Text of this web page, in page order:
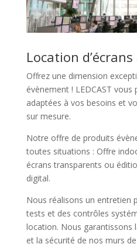
Location
Offrez une dimension
évènement ! LEDCAST
adaptées à vos besoins et
sur mesure.
Notre offre de produits
toutes situations : Offre
écrans transparents ou
digital.
Nous réalisons un entretien
tests et des contrôles
location. Nous garantissons
et la sécurité de nos murs